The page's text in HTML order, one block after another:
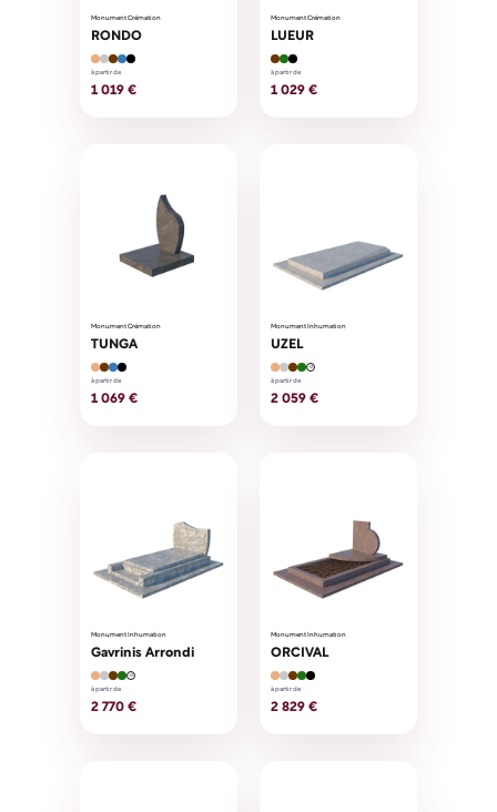
Monument Crémation
RONDO
à partir de
1 019 €
Monument Crémation
LUEUR
à partir de
1 029 €
Monument Crémation
TUNGA
à partir de
1 069 €
Monument Inhumation
UZEL
+2
à partir de
2 059 €
Monument Inhumation
Gavrinis Arrondi
+2
à partir de
2 770 €
Monument Inhumation
ORCIVAL
à partir de
2 829 €